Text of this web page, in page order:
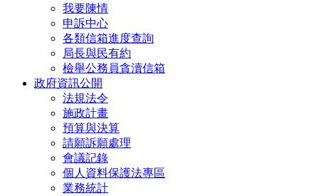
我要陳情
申訴中心
各類信箱進度查詢
局長與民有約
檢舉公務員貪瀆信箱
政府資訊公開
法規法令
施政計畫
預算與決算
請願訴願處理
會議記錄
個人資料保護法專區
業務統計